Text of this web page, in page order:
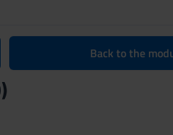
Back to the